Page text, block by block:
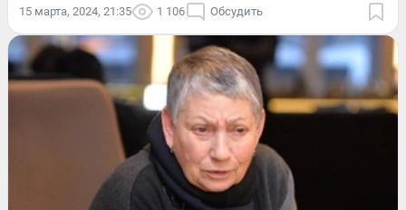
15 марта, 2024, 21:35 1 106 Обсудить